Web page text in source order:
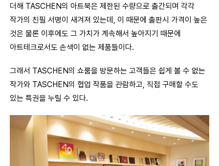
더해 TASCHEN의 아트북은 제한된 수량으로 출간되며 각각
작가의 친필 서명이 새겨져 있는데, 이 때문에 출판시 가격이 높은
것은 물론 이후에도 그 가치가 계속해서 높아지기 때문에
아트테크로서도 손색이 없는 제품들이다.
그래서 TASCHEN의 쇼룸을 방문하는 고객들은 쉽게 볼 수 없는
작가와 TASCHEN의 협업 작품을 관람하고, 직접 구매할 수도
있는 특권을 누릴 수 있다.